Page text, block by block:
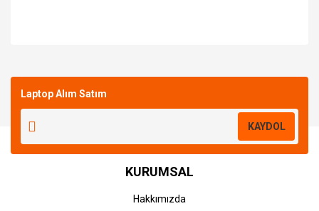
Laptop Alım Satım
KAYDOL
KURUMSAL
Hakkımızda